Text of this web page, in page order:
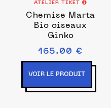
ATELIER TIKET
Chemise Marta
Bio oiseaux
Ginko
165.00 €
VOIR LE PRODUIT